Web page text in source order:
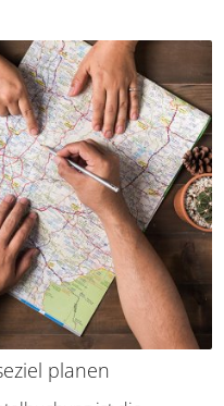
könnt euch also gleich
– mit dem